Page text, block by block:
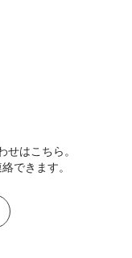
はこちら。
できます。